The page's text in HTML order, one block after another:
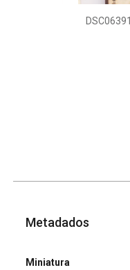
DSC06391
Metadados
Miniatura